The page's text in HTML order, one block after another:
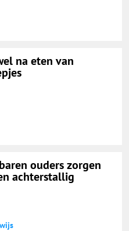
na eten van
ouders zorgen
achterstallig